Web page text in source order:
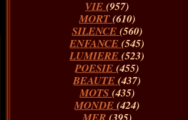
VIE(957)
MORT(610)
SILENCE (560)
ENFANCE(545)
LUMIERE(523)
POESIE(455)
BEAUTE(437)
MOTS (435)
MONDE(424)